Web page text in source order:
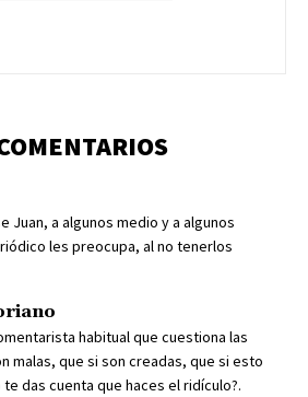
Juan, a algunos medio y a algunos
les preocupa, al no tenerlos
habitual que cuestiona las
malas, que si son creadas, que si esto
das cuenta que haces el ridículo?.